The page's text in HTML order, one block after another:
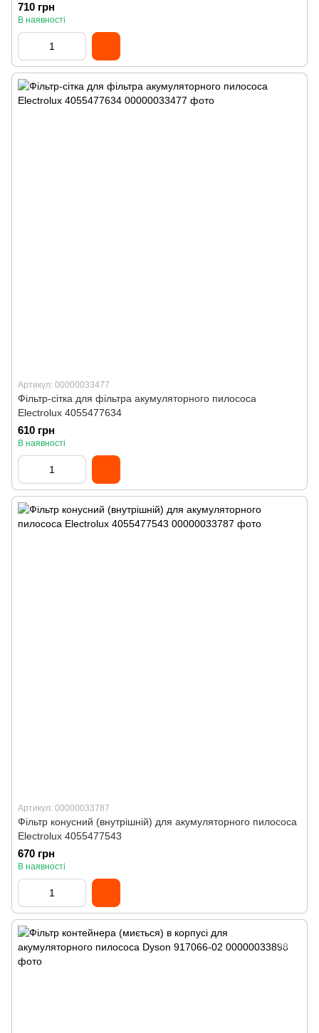
710 грн
В наявності
Артикул: 00000033477
Фільтр-сітка для фільтра акумуляторного пилососа
Electrolux 4055477634
610 грн
В наявності
Артикул: 00000033787
Фільтр конусний (внутрішній) для акумуляторного пилососа
Electrolux 4055477543
670 грн
В наявності